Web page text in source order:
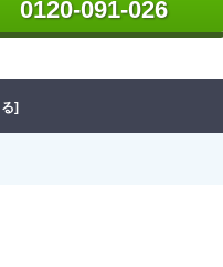
0120-091-026
]